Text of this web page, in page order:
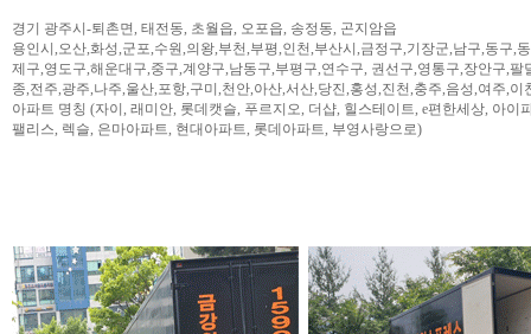
경기 광주시-퇴촌면, 태전동, 초월읍, 오포읍, 송정동, 곤지암읍
용인시,오산,화성,군포,수원,의왕,부천,부평,인천,부산시,금정구,기장군,남구,동구,
제구,영도구,해운대구,중구,계양구,남동구,부평구,연수구, 권선구,영통구,장안구,
종,전주,광주,나주,울산,포항,구미,천안,아산,서산,당진,홍성,진천,충주,음성,여주,이
아파트 명칭 (자이, 래미안, 롯데캣슬, 푸르지오, 더샵, 힐스테이트, e편한세상, 아이
팰리스, 렉슬, 은마아파트, 현대아파트, 롯데아파트, 부영사랑으로)